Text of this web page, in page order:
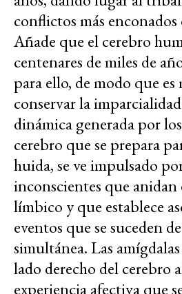
conflictos más enconados
Añade que el cerebro
centenares de miles de
para ello, de modo que
conservar la
dinámica generada por
cerebro que se prepara
huida, se ve impulsado
inconscientes que anidan
límbico y que establece
eventos que se suceden
simultánea. Las
lado derecho del cerebro
experiencia afectiva que